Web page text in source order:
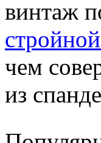
винтаж
чем
из